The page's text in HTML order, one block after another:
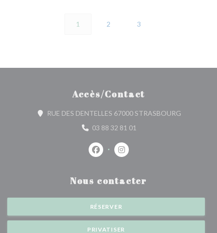
1 2 3
Accès/Contact
RUE DES DENTELLES 67000 STRASBOURG
03 88 32 81 01
Facebook ((ouvre une nouvelle
Instagram ((ouvre une
Nous contacter
RÉSERVER
PRIVATISER